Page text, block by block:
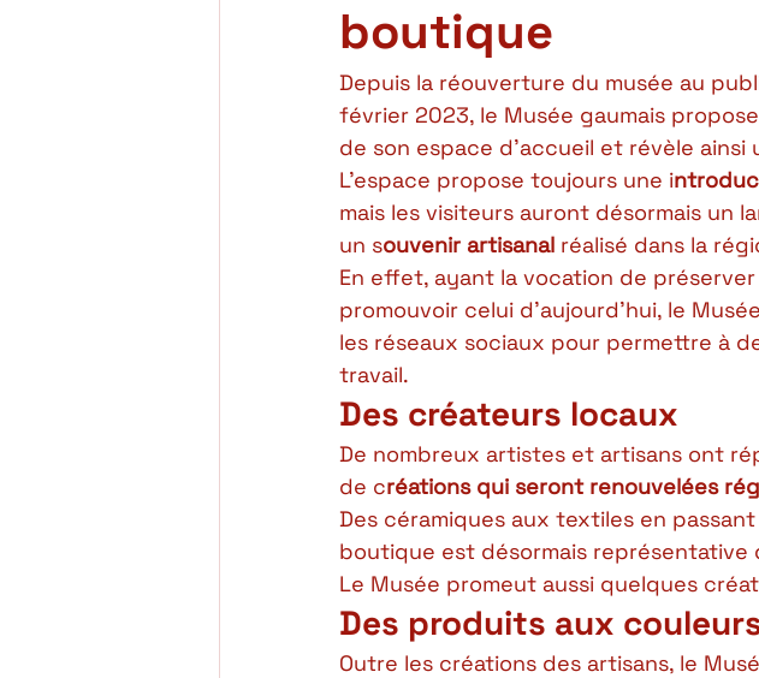
boutique
Depuis la réouverture du musée au
février 2023, le Musée gaumais
de son espace d’accueil et révèle ainsi
L’espace propose toujours une i
mais les visiteurs auront désormais un
un souvenir artisanal réalisé dans la
En effet, ayant la vocation de
promouvoir celui d’aujourd’hui, le
les réseaux sociaux pour permettre à
travail.
Des créateurs locaux
De nombreux artistes et artisans ont
de créations qui seront renouvelées
Des céramiques aux textiles en
boutique est désormais représentative
Le Musée promeut aussi quelques
Des produits aux
Outre les créations des artisans, le